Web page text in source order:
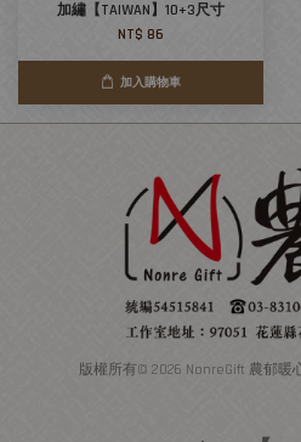
加繡【TAIWAN】10+3尺寸
NT$ 86
加入購物車
版權所有© 2026 NonreGift 農郁暖